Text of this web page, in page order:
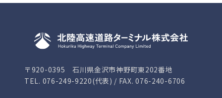
〒920-0395 石川県金沢市神野町東202番地
TEL. 076-249-9220(代表) / FAX. 076-240-6706